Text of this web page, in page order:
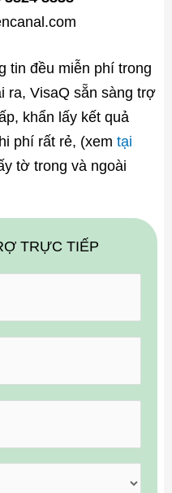
tin đều miễn phí trong
ra, VisaQ sẵn sàng trợ
khẩn lấy kết quả
phí rất rẻ, (xem tại
tờ trong và ngoài
TRỰC TIẾP